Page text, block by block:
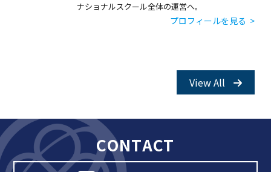
ナショナルスクール全体の運営へ。
プロフィールを見る >
View All
CONTACT